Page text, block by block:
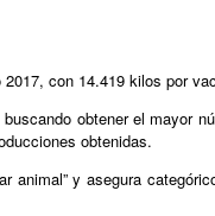
con 14.419 kilos por
obtener el mayor
obtenidas.
y asegura